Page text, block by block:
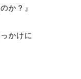
か？』
かけに